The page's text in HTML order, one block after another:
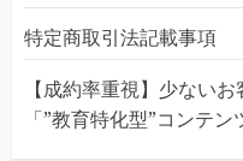
特定商取引法記載事項
【成約率重視】少ない
「”教育特化型”コンテン